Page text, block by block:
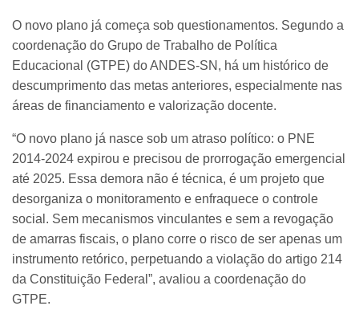
O novo plano já começa sob questionamentos. Segundo a
coordenação do Grupo de Trabalho de Política
Educacional (GTPE) do ANDES-SN, há um histórico de
descumprimento das metas anteriores, especialmente nas
áreas de financiamento e valorização docente.
“O novo plano já nasce sob um atraso político: o PNE
2014-2024 expirou e precisou de prorrogação emergencial
até 2025. Essa demora não é técnica, é um projeto que
desorganiza o monitoramento e enfraquece o controle
social. Sem mecanismos vinculantes e sem a revogação
de amarras fiscais, o plano corre o risco de ser apenas um
instrumento retórico, perpetuando a violação do artigo 214
da Constituição Federal”, avaliou a coordenação do
GTPE.